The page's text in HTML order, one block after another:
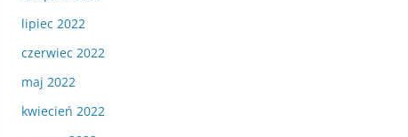
lipiec 2022
czerwiec 2022
maj 2022
kwiecień 2022